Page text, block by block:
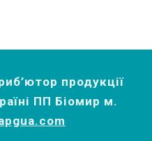
продукції
ПП Біомир м.